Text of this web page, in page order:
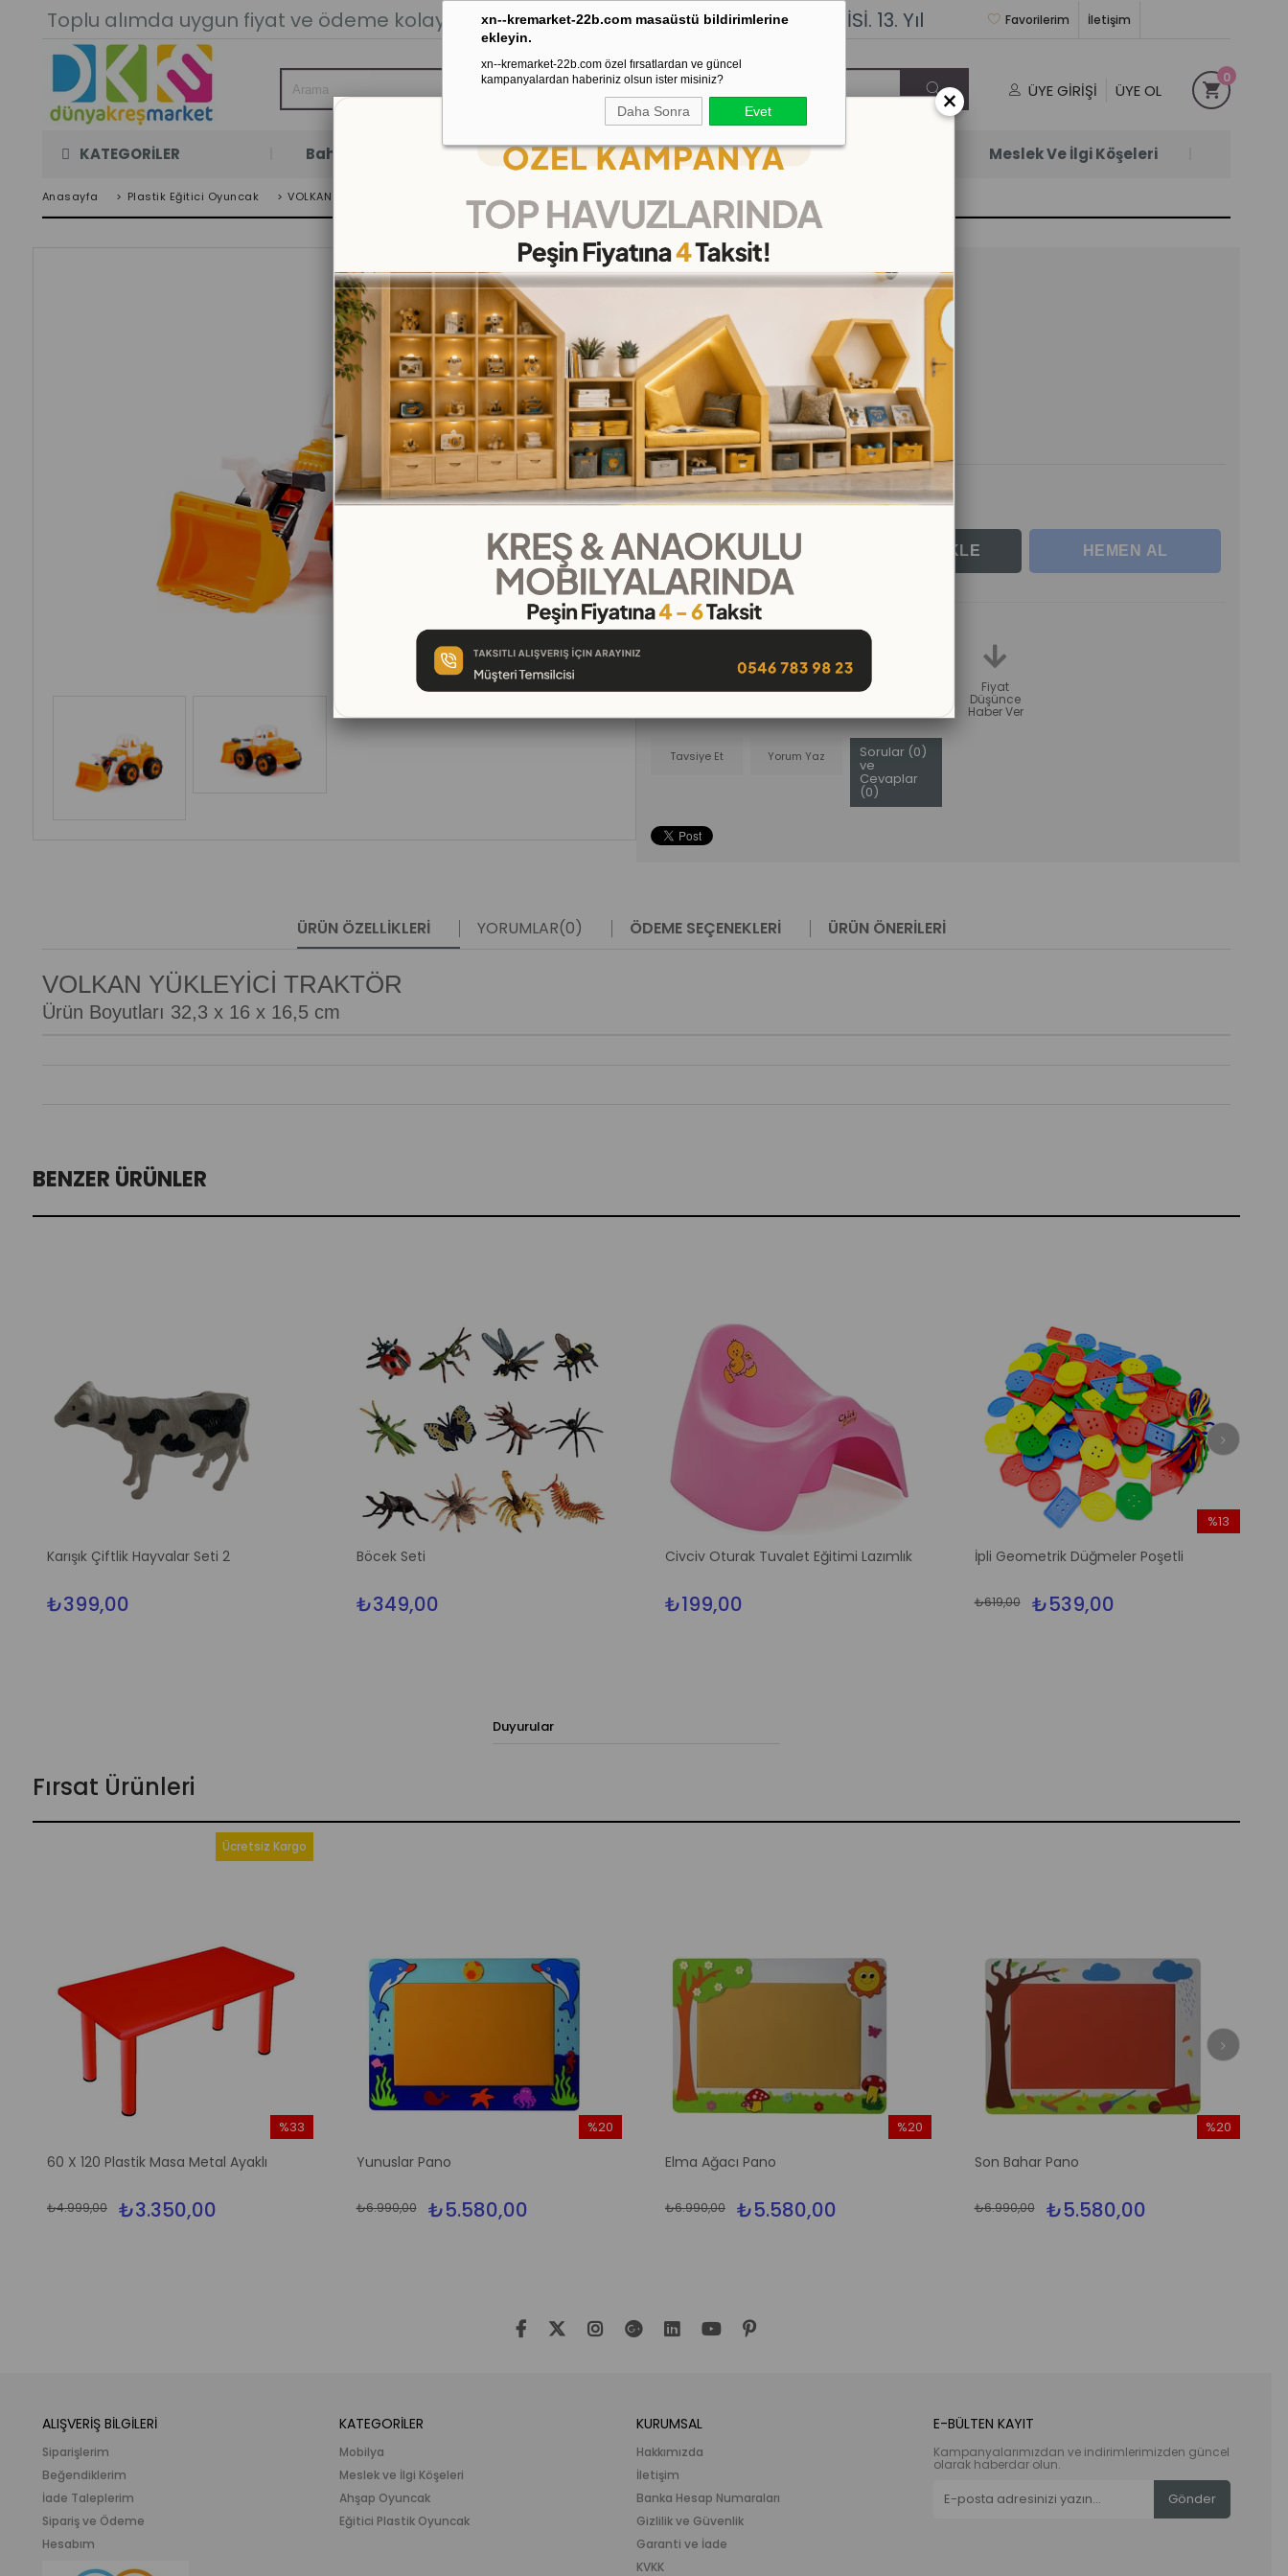
xn--kremarket-22b.com masaüstü bildirimlerine
ekleyin.
xn--kremarket-22b.com özel fırsatlardan ve güncel
kampanyalardan haberiniz olsun ister misiniz?
Daha Sonra Evet
Toplu alımda uygun fiyat ve ödeme kolaylığı. Stoktan Gönderim.% 100İADEGARANTİSİ. 13. Yıl İletişim
Favorilerim
ÜYE GIRIŞI ÜYE OL
0
KATEGORİLER Bahçe Oyun Odası Kaydırak Salıncak Tahterevalli Çok Satanlar Meslek Ve İlgi Köşeleri
Anasayfa > Plastik Eğitici Oyuncak > VOLKAN YÜKLEYİCİ TRAKTÖR
VOLKAN YÜKLEYİCİ TRAKTÖR
(KMP52254)
%
20
İNDIRIM
₺350,00
(KDV Dahil)
₺280,00 (KDV Dahil)
₺31,11 `den başlayan taksitlerle
İstek Listeme Fiyat
Düşünce
Haber Ver
Tavsiye Et Yorum Yaz Sorular (0)
ve
Cevaplar
(0)
ÜRÜN ÖZELLIKLERI YORUMLAR(0) ÖDEME SEÇENEKLERI ÜRÜN ÖNERILERI
VOLKAN YÜKLEYİCİ TRAKTÖR
Ürün Boyutları 32,3 x 16 x 16,5 cm
BENZER ÜRÜNLER
Karışık Çiftlik Hayvalar Seti 2
₺399,00
Böcek Seti
₺349,00
Civciv Oturak Tuvalet Eğitimi Lazımlık
₺199,00
İpli Geometrik Düğmeler Poşetli
₺539,00
₺619,00
%13
Duyurular
Fırsat Ürünleri
60 X 120 Plastik Masa Metal Ayaklı
₺3.350,00
₺4.999,00
%33
Ücretsiz Kargo
Yunuslar Pano
₺5.580,00
₺6.990,00
%20
Elma Ağacı Pano
₺5.580,00
₺6.990,00
%20
Son Bahar Pano
₺5.580,00
₺6.990,00
%20
ALIŞVERİŞ BİLGİLERİ
Siparişlerim
Beğendiklerim
İade Taleplerim
Sipariş ve Ödeme
Hesabım
KATEGORİLER
Mobilya
Meslek ve İlgi Köşeleri
Ahşap Oyuncak
Eğitici Plastik Oyuncak
KURUMSAL
Hakkımızda
İletişim
Banka Hesap Numaraları
Gizlilik ve Güvenlik
Garanti ve İade
KVKK
E-BÜLTEN KAYIT
Kampanyalarımızdan ve indirimlerimizden güncel
olarak haberdar olun.
Gönder
×